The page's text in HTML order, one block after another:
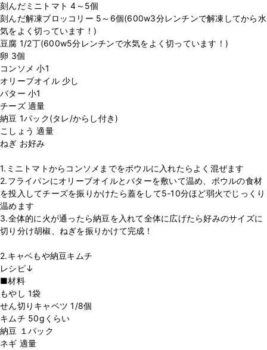
刻んだミニトマト 4～5個
刻んだ解凍ブロッコリー 5～6個(600w3分レンチンで解凍してから水
気をよく切っています！)
豆腐 1/2丁(600w5分レンチンで水気をよく切っています！)
卵 3個
コンソメ 小1
オリーブオイル 少し
バター 小1
チーズ 適量
納豆 1パック(タレ/からし付き)
こしょう 適量
ねぎ お好み
1.ミニトマトからコンソメまでをボウルに入れたらよく混ぜます
2.フライパンにオリーブオイルとバターを敷いて温め、ボウルの食材
を投入してチーズを振りかけたら蓋をして5-10分ほど弱火でじっくり
温めます
3.全体的に火が通ったら納豆を入れて全体に広げたら好みのサイズに
切り分け胡椒、ねぎを振りかけて完成！
2.キャベもや納豆キムチ
レシピ↓
■材料
もやし 1袋
せん切りキャベツ 1/8個
キムチ 50gくらい
納豆 １パック
ネギ 適量